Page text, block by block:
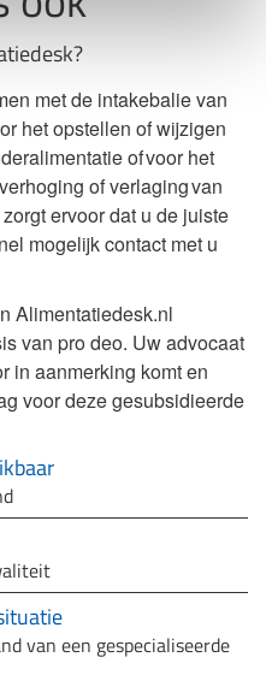
met de intakebalie van
het opstellen of wijzigen
of voor het
of verlaging van
ervoor dat u de juiste
mogelijk contact met u
Alimentatiedesk.nl
van pro deo. Uw advocaat
in aanmerking komt en
voor deze gesubsidieerde
van een gespecialiseerde